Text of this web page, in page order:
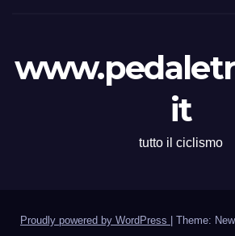
it
tutto il ciclismo
Proudly powered by WordPress Theme: